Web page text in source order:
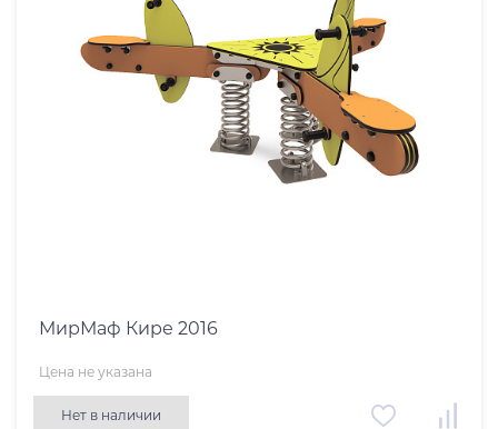
МирМаф Кире 2016
Цена не указана
Нет в наличии